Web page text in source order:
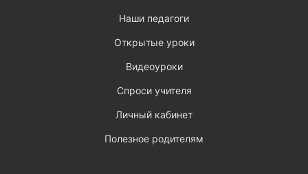
Наши педагоги
Открытые уроки
Видеоуроки
Спроси учителя
Личный кабинет
Полезное родителям